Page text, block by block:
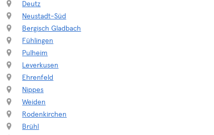
Deutz
Neustadt-Süd
Bergisch Gladbach
Fühlingen
Pulheim
Leverkusen
Ehrenfeld
Nippes
Weiden
Rodenkirchen
Brühl